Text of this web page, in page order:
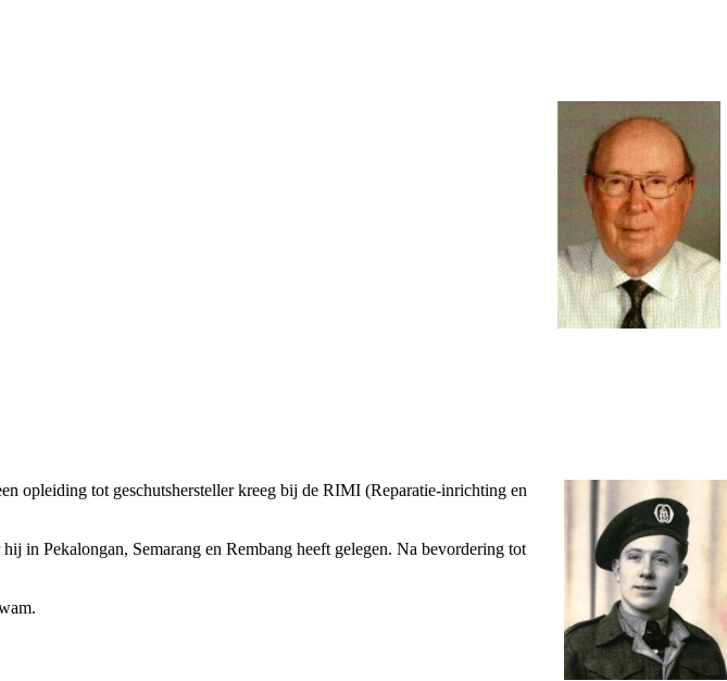
opleiding tot geschutshersteller kreeg bij de RIMI (Reparatie-inrichting en
in Pekalongan, Semarang en Rembang heeft gelegen. Na bevordering tot